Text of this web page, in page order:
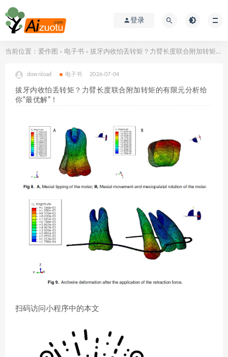
登录
当前位置： 爱作图 > 电子书 > 拔牙内收怕丢转矩？力臂长度联合附加转矩的有限元分析给你“最优解”！
download 电子书 2026-07-04
拔牙内收怕丢转矩？力臂长度联合附加转矩的有限元分析给
你“最优解”！
扫码访问小程序中的本文